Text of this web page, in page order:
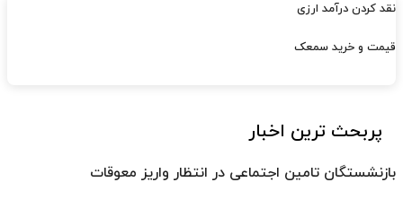
نقد کردن درآمد ارزی
قیمت و خرید سمعک
پربحث ترین اخبار
بازنشستگان تامین اجتماعی در انتظار واریز معوقات